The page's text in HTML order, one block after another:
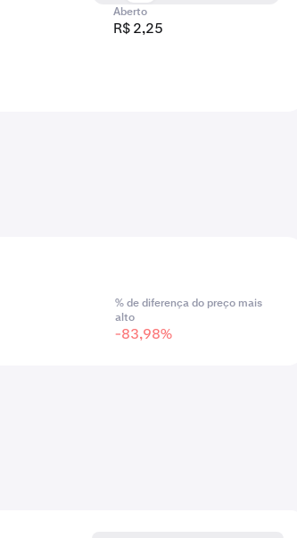
Aberto
R$ 2,25
% de diferença do preço mais
alto
-83,98%